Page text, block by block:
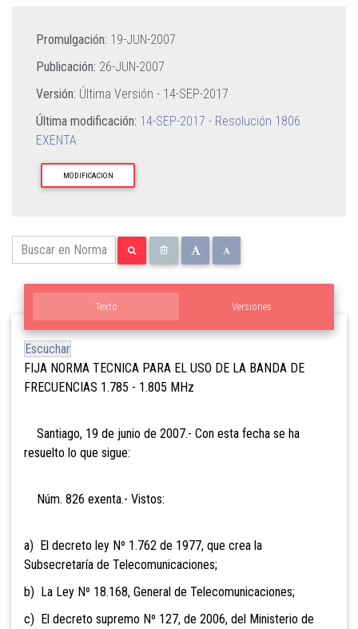
Promulgación: 19-JUN-2007
Publicación: 26-JUN-2007
Versión: Última Versión - 14-SEP-2017
Última modificación: 14-SEP-2017 - Resolución 1806
EXENTA
MODIFICACION
Texto Versiones
Escuchar
FIJA NORMA TECNICA PARA EL USO DE LA BANDA DE
FRECUENCIAS 1.785 - 1.805 MHz
Santiago, 19 de junio de 2007.- Con esta fecha se ha
resuelto lo que sigue:
Núm. 826 exenta.- Vistos:
a) El decreto ley Nº 1.762 de 1977, que crea la
Subsecretaría de Telecomunicaciones;
b) La Ley Nº 18.168, General de Telecomunicaciones;
c) El decreto supremo Nº 127, de 2006, del Ministerio de